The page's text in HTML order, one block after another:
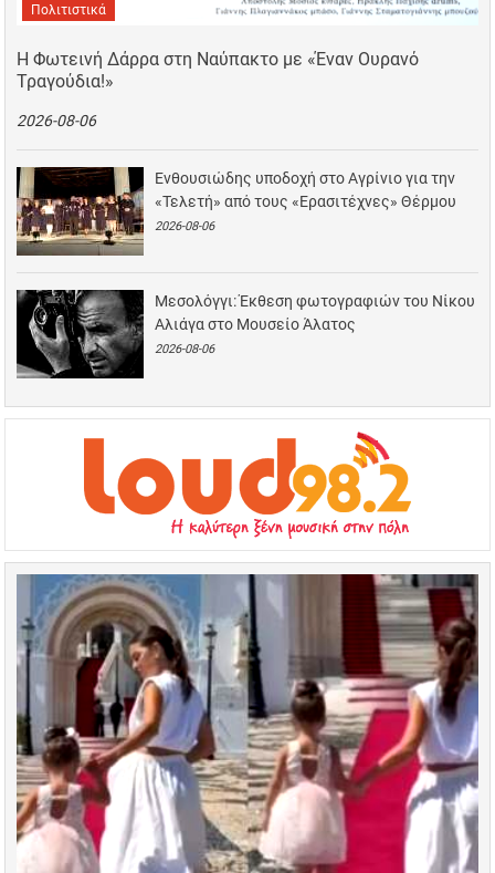
Πολιτιστικά
Η Φωτεινή Δάρρα στη Ναύπακτο με «Έναν Ουρανό
Τραγούδια!»
2026-08-06
Ενθουσιώδης υποδοχή στο Αγρίνιο για την
«Τελετή» από τους «Ερασιτέχνες» Θέρμου
2026-08-06
Μεσολόγγι: Έκθεση φωτογραφιών του Νίκου
Αλιάγα στο Μουσείο Άλατος
2026-08-06